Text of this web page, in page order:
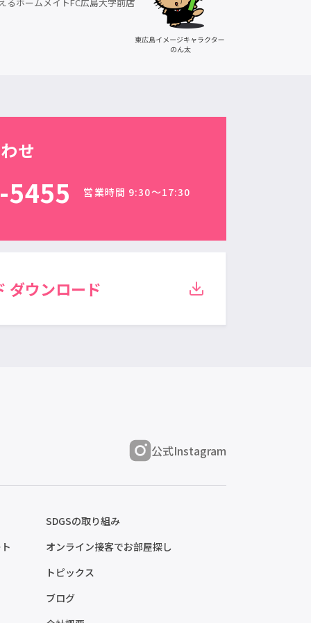
せ
営業時間 9:30〜17:30
ダウンロード
公式Instagram
SDGSの取り組み
オンライン接客でお部屋探し
トピックス
ブログ